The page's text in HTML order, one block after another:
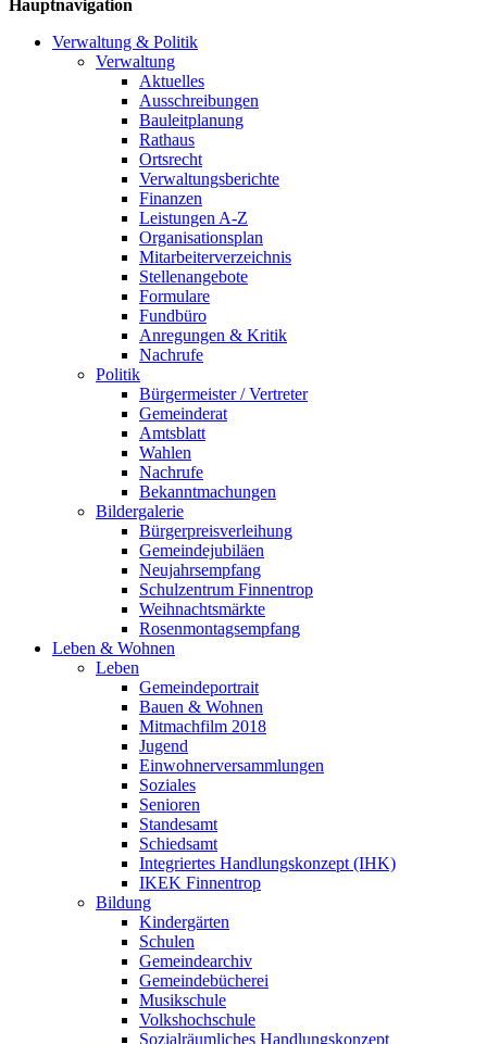
Hauptnavigation
Verwaltung & Politik
Verwaltung
Aktuelles
Ausschreibungen
Bauleitplanung
Rathaus
Ortsrecht
Verwaltungsberichte
Finanzen
Leistungen A-Z
Organisationsplan
Mitarbeiterverzeichnis
Stellenangebote
Formulare
Fundbüro
Anregungen & Kritik
Nachrufe
Politik
Bürgermeister / Vertreter
Gemeinderat
Amtsblatt
Wahlen
Nachrufe
Bekanntmachungen
Bildergalerie
Bürgerpreisverleihung
Gemeindejubiläen
Neujahrsempfang
Schulzentrum Finnentrop
Weihnachtsmärkte
Rosenmontagsempfang
Leben & Wohnen
Leben
Gemeindeportrait
Bauen & Wohnen
Mitmachfilm 2018
Jugend
Einwohnerversammlungen
Soziales
Senioren
Standesamt
Schiedsamt
Integriertes Handlungskonzept (IHK)
IKEK Finnentrop
Bildung
Kindergärten
Schulen
Gemeindearchiv
Gemeindebücherei
Musikschule
Volkshochschule
Sozialräumliches Handlungskonzept